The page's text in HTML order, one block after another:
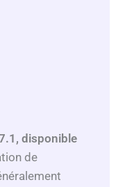
disponible
de